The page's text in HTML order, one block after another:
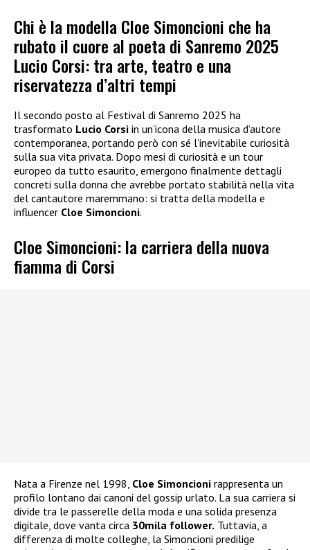
Chi è la modella Cloe Simoncioni che ha
rubato il cuore al poeta di Sanremo 2025
Lucio Corsi: tra arte, teatro e una
riservatezza d’altri tempi
Il secondo posto al Festival di Sanremo 2025 ha
trasformato Lucio Corsi in un’icona della musica d’autore
contemporanea, portando però con sé l’inevitabile curiosità
sulla sua vita privata. Dopo mesi di curiosità e un tour
europeo da tutto esaurito, emergono finalmente dettagli
concreti sulla donna che avrebbe portato stabilità nella vita
del cantautore maremmano: si tratta della modella e
influencer Cloe Simoncioni.
Cloe Simoncioni: la carriera della nuova
fiamma di Corsi
Nata a Firenze nel 1998, Cloe Simoncioni rappresenta un
profilo lontano dai canoni del gossip urlato. La sua carriera si
divide tra le passerelle della moda e una solida presenza
digitale, dove vanta circa 30mila follower. Tuttavia, a
differenza di molte colleghe, la Simoncioni predilige